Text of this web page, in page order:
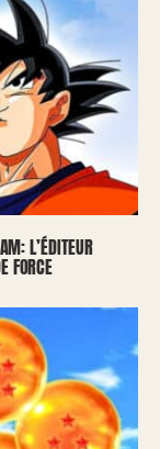
L’ÉDITEUR
FORCE